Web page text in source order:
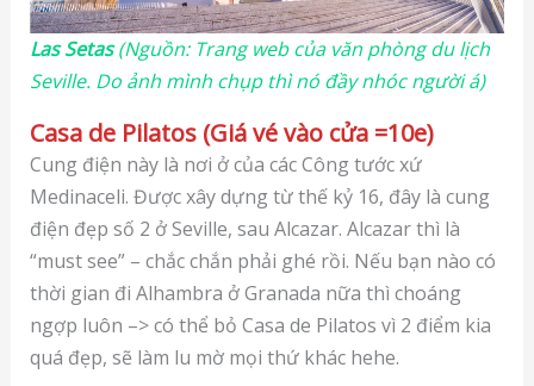
Las Setas(Nguồn: Trang web của văn phòng du lịch
Seville. Do ảnh mình chụp thì nó đầy nhóc người á)
Casa de Pilatos (Giá vé vào cửa =10e)
Cung điện này là nơi ở của các Công tước xứ
Medinaceli. Được xây dựng từ thế kỷ 16, đây là cung
điện đẹp số 2 ở Seville, sau Alcazar. Alcazar thì là
“must see” – chắc chắn phải ghé rồi. Nếu bạn nào có
thời gian đi Alhambra ở Granada nữa thì choáng
ngợp luôn –> có thể bỏ Casa de Pilatos vì 2 điểm kia
quá đẹp, sẽ làm lu mờ mọi thứ khác hehe.